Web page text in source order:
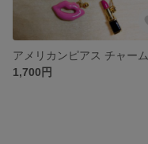
アメリカンピアス チャーム
1,700円